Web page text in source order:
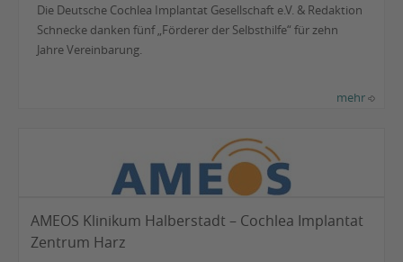
Die Deutsche Cochlea Implantat Gesellschaft e.V. & Redaktion
Schnecke danken fünf „Förderer der Selbsthilfe“ für zehn
Jahre Vereinbarung.
mehr
AMEOS Klinikum Halberstadt – Cochlea Implantat
Zentrum Harz